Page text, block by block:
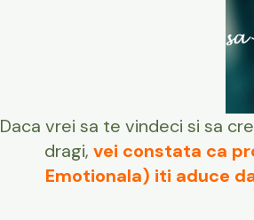
Daca vrei sa te vindeci si sa
dragi, vei constata ca
Emotionala) iti aduce